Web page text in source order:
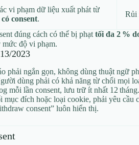
vi phạm dữ liệu xuất phát từ
consent.
Rủi
đúng cách có thể bị phạttối đa 2 %
độ vi phạm.
2023
phải ngắn gọn, không dùng thuật ngữ
dùng phải có khả năng từ chối mọi
mỗi lần consent, lưu trữ ít nhất 12 tháng.
mục đích hoặc loại cookie, phải yêu cầu
consent” luôn hiển thị.